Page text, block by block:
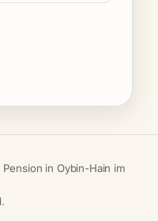
in Oybin-Hain im